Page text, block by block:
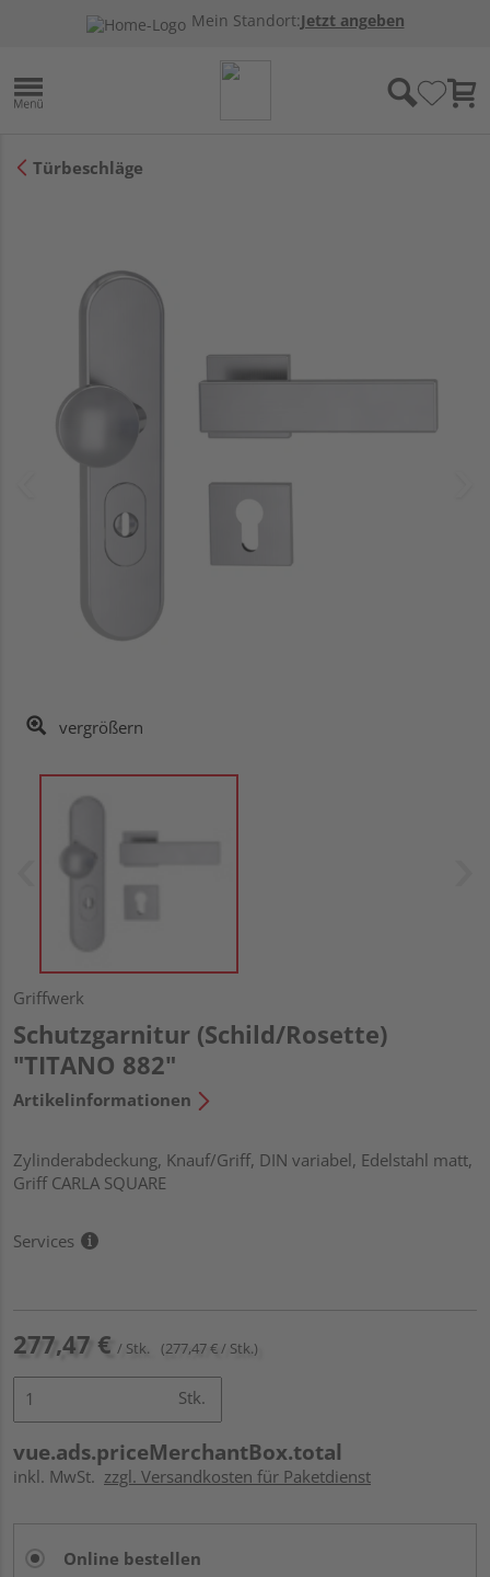
Mein Standort:Jetzt angeben
Türbeschläge
vergrößern
Griffwerk
Schutzgarnitur (Schild/Rosette)
"TITANO 882"
Artikelinformationen
Zylinderabdeckung, Knauf/Griff, DIN variabel, Edelstahl matt,
Griff CARLA SQUARE
Services
277,47 € / Stk. (277,47 € / Stk.)
Stk.
vue.ads.priceMerchantBox.total
inkl. MwSt. zzgl. Versandkosten für Paketdienst
Online bestellen